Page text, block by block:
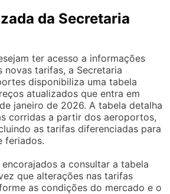
da Secretaria
ter acesso a informações
novas tarifas, a Secretaria
disponibiliza uma tabela
atualizados que entra em
janeiro de 2026. A tabela detalha
corridas a partir dos aeroportos,
as tarifas diferenciadas para
feriados.
a consultar a tabela
que alterações nas tarifas
as condições do mercado e o